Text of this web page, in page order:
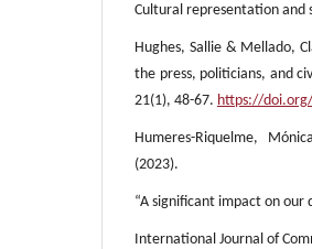
Cultural representation and
Hughes, Sallie & Mellado,
the press, politicians, and
21(1), 48-67. https://
Humeres-Riquelme,
(2023).
“A significant impact on our
International Journal of